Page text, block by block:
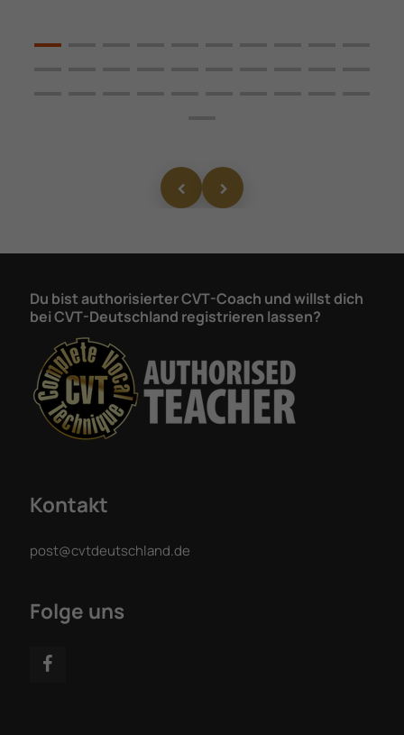
Du bist authorisierter CVT-Coach und willst dich
bei CVT-Deutschland registrieren lassen?
Kontakt
post@cvtdeutschland.de
Folge uns